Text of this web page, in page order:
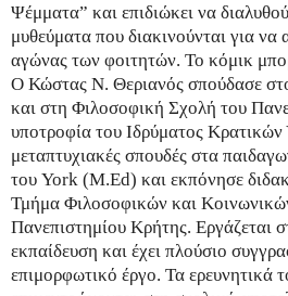
Ψέμματα” και επιδιώκει να
μυθεύματα που διακινούνται για
αγώνας των φοιτητών. Το κόμικ
Ο Κώστας Ν. Θεριανός σπούδασε
και στη Φιλοσοφική Σχολή του
υποτροφία του Ιδρύματος
μεταπτυχιακές σπουδές στα
του York (M.Ed) και εκπόνησε
Τμήμα Φιλοσοφικών και
Πανεπιστημίου Κρήτης. Εργάζεται
εκπαίδευση και έχει πλούσιο
επιμορφωτικό έργο. Τα ερευνητικά